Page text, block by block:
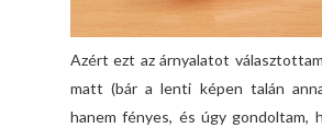
Azért ezt az árnyalatot
matt (bár a lenti képen talán
hanem fényes, és úgy gondoltam,